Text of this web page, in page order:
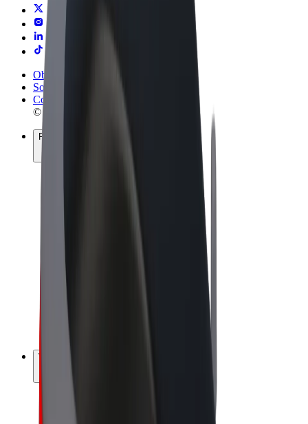
Obchodní podmínky
Soukromí
Cookies
© 2026 Bolt Technology OÜ
Produkty
Bolt Drive
E-kola
Bolt Plus
Vydělávejte s Boltem